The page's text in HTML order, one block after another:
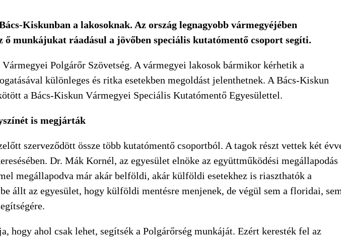
Kiskunban a lakosoknak. Az ország legnagyobb vármegyéjében
munkájukat ráadásul a jövőben speciális kutatómentő csoport segíti.
Polgárőr Szövetség. A vármegyei lakosok bármikor kérhetik a
különleges és ritka esetekben megoldást jelenthetnek. A Bács-Kiskun
a Bács-Kiskun Vármegyei Speciális Kutatómentő Egyesülettel.
is megjárták
szerveződött össze több kutatómentő csoportból. A tagok részt vettek két
Dr. Mák Kornél, az egyesület elnöke az együttműködési megállapodás
megállapodva már akár belföldi, akár külföldi esetekhez is riaszthatók a
állt az egyesület, hogy külföldi mentésre menjenek, de végül sem a floridai,
ahol csak lehet, segítsék a Polgárőrség munkáját. Ezért keresték fel az